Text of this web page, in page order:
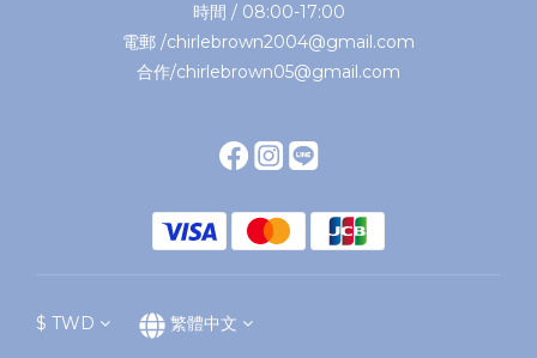
時間 / 08:00-17:00
電郵 /chirlebrown2004@gmail.com
合作/chirlebrown05@gmail.com
$ TWD 繁體中文